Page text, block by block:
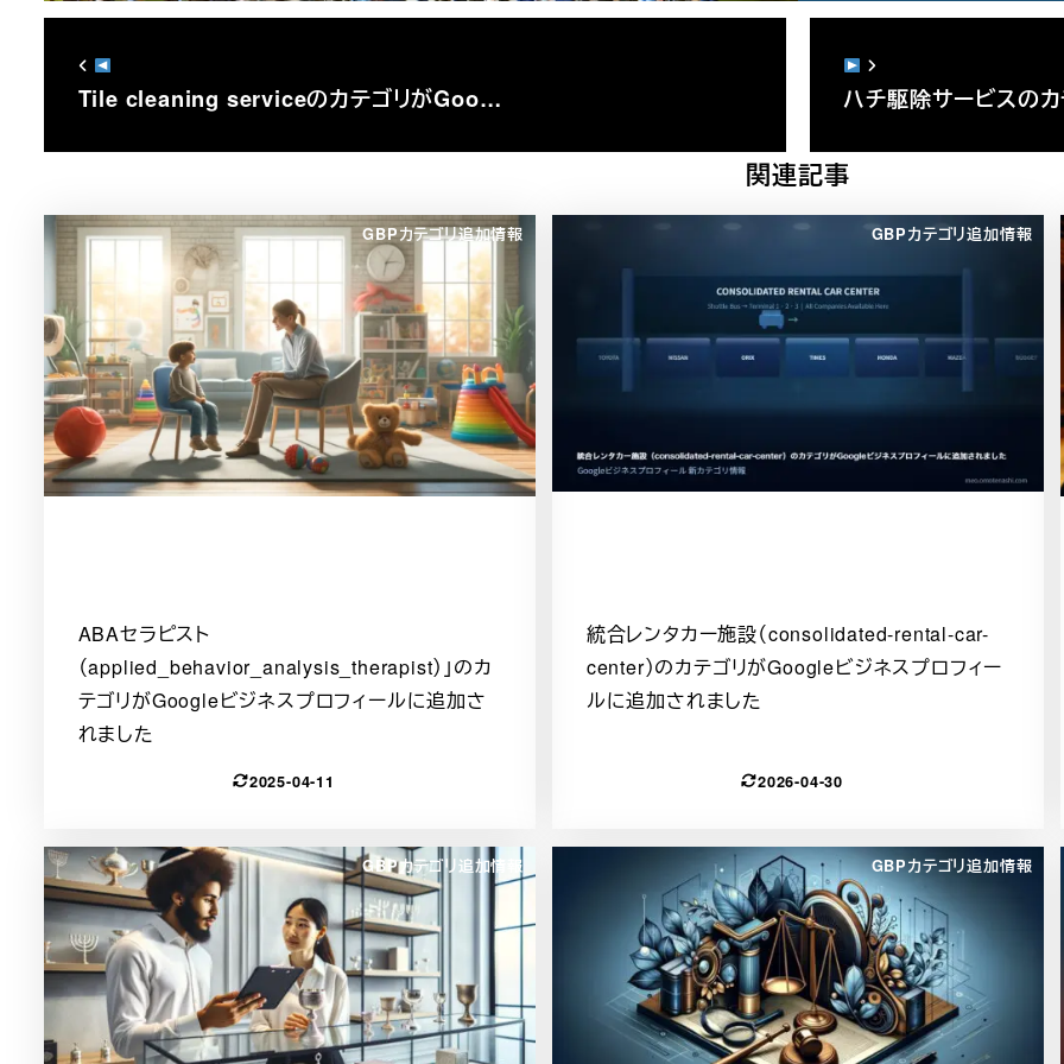
Tile cleaning serviceのカテゴリがGoo… ハチ駆除サービスの
関連記事
GBPカテゴリ追加情報
ABAセラピスト
（applied_behavior_analysis_therapist）」のカ
テゴリがGoogleビジネスプロフィールに追加さ
れました
2025-04-11
GBPカテゴリ追加情報
統合レンタカー施設（consolidated-rental-car-
center）のカテゴリがGoogleビジネスプロフィー
ルに追加されました
2026-04-30
GBPカテゴリ追加情報 GBPカテゴリ追加情報